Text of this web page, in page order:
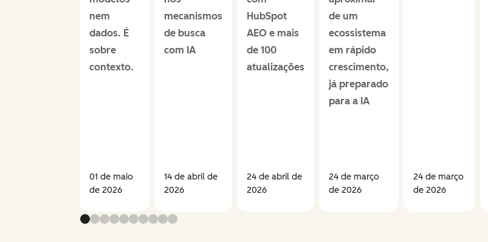
nem
dados. É
sobre
contexto.
01 de maio
de 2026
mecanismos
de busca
com IA
14 de abril de
2026
HubSpot
AEO e mais
de 100
atualizações
24 de abril de
2026
de um
ecossistema
em rápido
crescimento,
já preparado
para a IA
24 de março
de 2026
24 de março
de 2026